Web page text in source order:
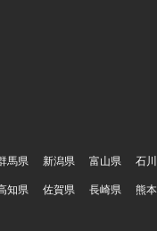
馬県 新潟県 富山県 石
知県 佐賀県 長崎県 熊